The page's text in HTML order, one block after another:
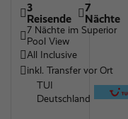
3
Reisende
7
Nächte
7 Nächte im Superior
Pool View
All Inclusive
inkl. Transfer vor Ort
TUI
Deutschland